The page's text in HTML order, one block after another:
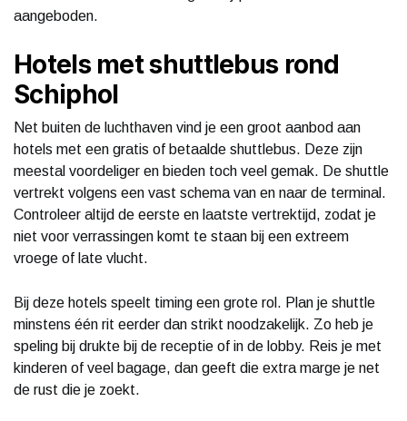
aangeboden.
Hotels met shuttlebus rond
Schiphol
Net buiten de luchthaven vind je een groot aanbod aan
hotels met een gratis of betaalde shuttlebus. Deze zijn
meestal voordeliger en bieden toch veel gemak. De shuttle
vertrekt volgens een vast schema van en naar de terminal.
Controleer altijd de eerste en laatste vertrektijd, zodat je
niet voor verrassingen komt te staan bij een extreem
vroege of late vlucht.
Bij deze hotels speelt timing een grote rol. Plan je shuttle
minstens één rit eerder dan strikt noodzakelijk. Zo heb je
speling bij drukte bij de receptie of in de lobby. Reis je met
kinderen of veel bagage, dan geeft die extra marge je net
de rust die je zoekt.